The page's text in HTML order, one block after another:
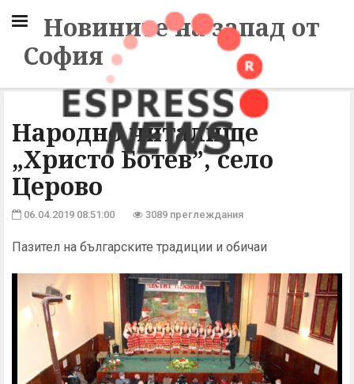
Новините на запад от
София
Народно читалище
„Христо Ботев”, село
Церово
06.04.2019 08:51:00 3089 преглеждания
Пазител на българските традиции и обичаи